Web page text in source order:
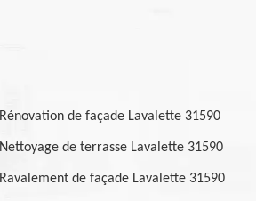
Rénovation de façade Lavalette 31590
Nettoyage de terrasse Lavalette 31590
Ravalement de façade Lavalette 31590